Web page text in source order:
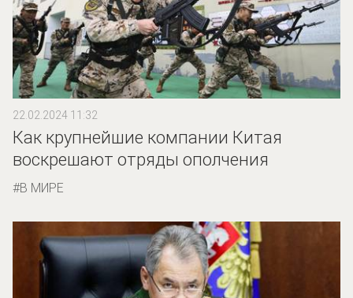
22.02.2024 11:32
Как крупнейшие компании Китая
воскрешают отряды ополчения
В МИРЕ